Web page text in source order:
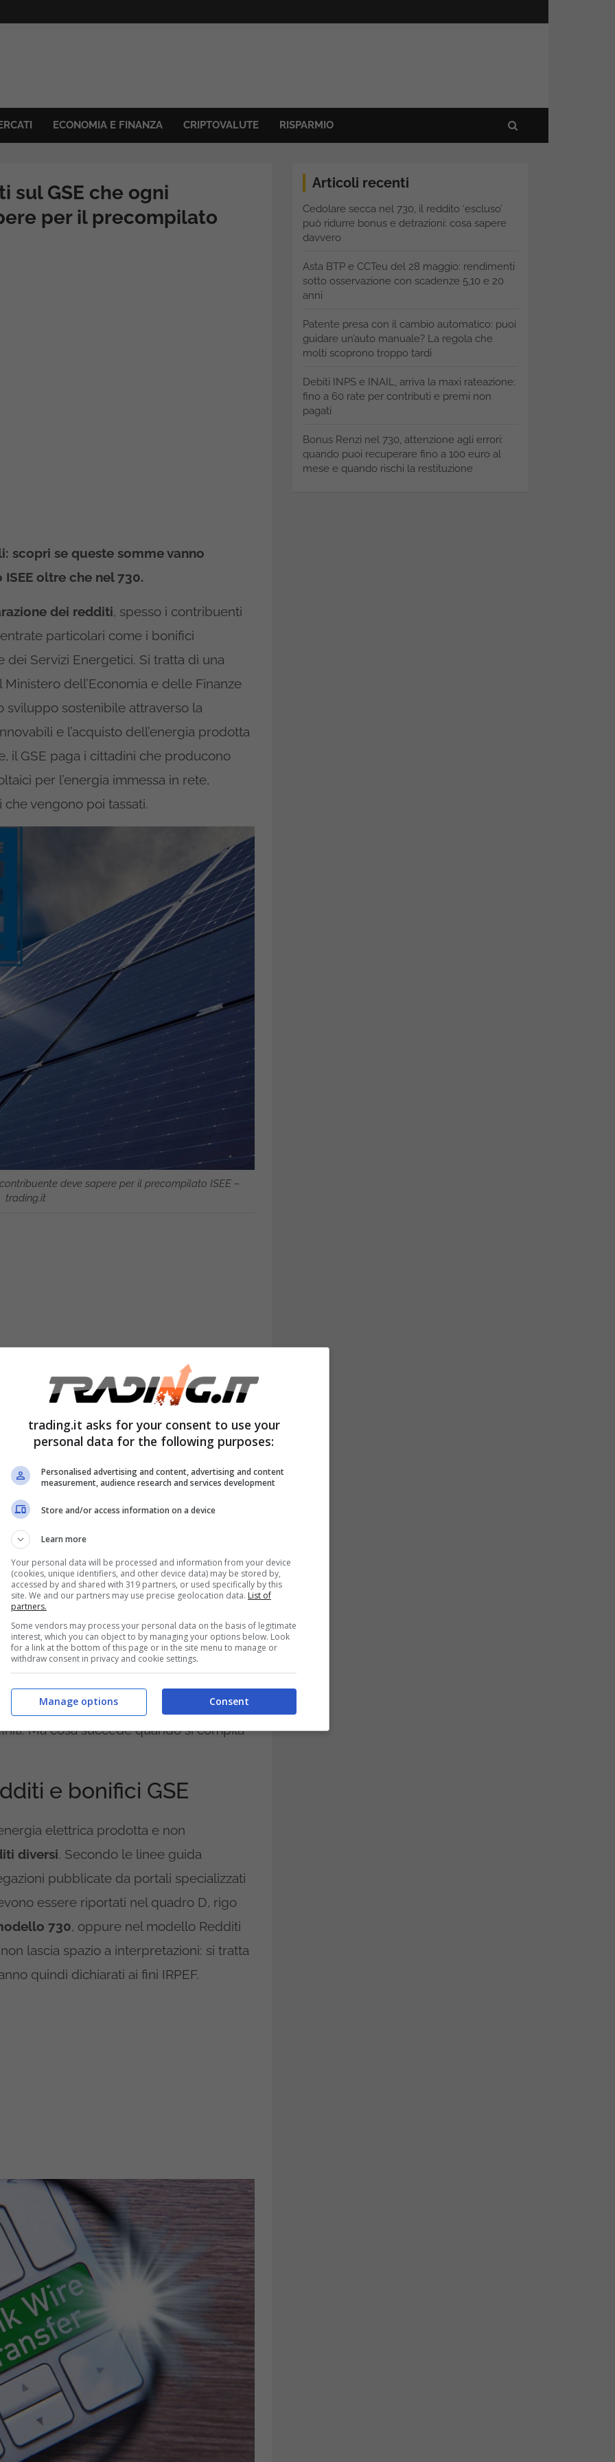
ECONOMIA E FINANZA CRIPTOVALUTE RISPARMIO
sul GSE che ogni
per il precompilato
scopri se queste somme vanno
oltre che nel 730.
dei redditi, spesso i contribuenti
particolari come i bonifici
dei Servizi Energetici. Si tratta di una
dell’Economia e delle Finanze
sostenibile attraverso la
e l’acquisto dell’energia prodotta
il GSE paga i cittadini che producono
per l’energia immessa in rete,
vengono poi tassati.
deve sapere per il precompilato ISEE –
trading.it
installato sulla propria abitazione
autoconsumata, e non sempre è
vadano riportate. Alcuni temono di
che nellaDichiarazione Sostitutiva
duplicazioni. La questione, però, trova
in vigore e le istruzioni fornite
GSE.
altre tipologie di reddito è fondamentale: i
ceduta alla rete sono inquadrati come
la normativa li colloca tra i “redditi
dichiarazione dei redditi annuale.
compilazione del 730 o del modello
correttamente riportati nei quadri
Ma cosa succede quando si compila
e bonifici GSE
elettrica prodotta e non
diversi. Secondo le linee guida
pubblicate da portali specializzati
essere riportati nel quadro D, rigo
730, oppure nel modello Redditi
lascia spazio a interpretazioni: si tratta
quindi dichiarati ai fini IRPEF.
Articoli recenti
Cedolare secca nel 730, il reddito ‘escluso’
può ridurre bonus e detrazioni: cosa sapere
davvero
Asta BTP e CCTeu del 28 maggio: rendimenti
sotto osservazione con scadenze 5,10 e 20
anni
Patente presa con il cambio automatico: puoi
guidare un’auto manuale? La regola che
molti scoprono troppo tardi
Debiti INPS e INAIL, arriva la maxi rateazione:
fino a 60 rate per contributi e premi non
pagati
Bonus Renzi nel 730, attenzione agli errori:
quando puoi recuperare fino a 100 euro al
mese e quando rischi la restituzione
trading.it asks for your consent to use your
personal data for the following purposes:
Personalised advertising and content, advertising and content
measurement, audience research and services development
Store and/or access information on a device
Learn more
Your personal data will be processed and information from your device
(cookies, unique identifiers, and other device data) may be stored by,
accessed by and shared with 319 partners, or used specifically by this
site. We and our partners may use precise geolocation data. List of
partners.
Some vendors may process your personal data on the basis of legitimate
interest, which you can object to by managing your options below. Look
for a link at the bottom of this page or in the site menu to manage or
withdraw consent in privacy and cookie settings.
Consent
Manage options